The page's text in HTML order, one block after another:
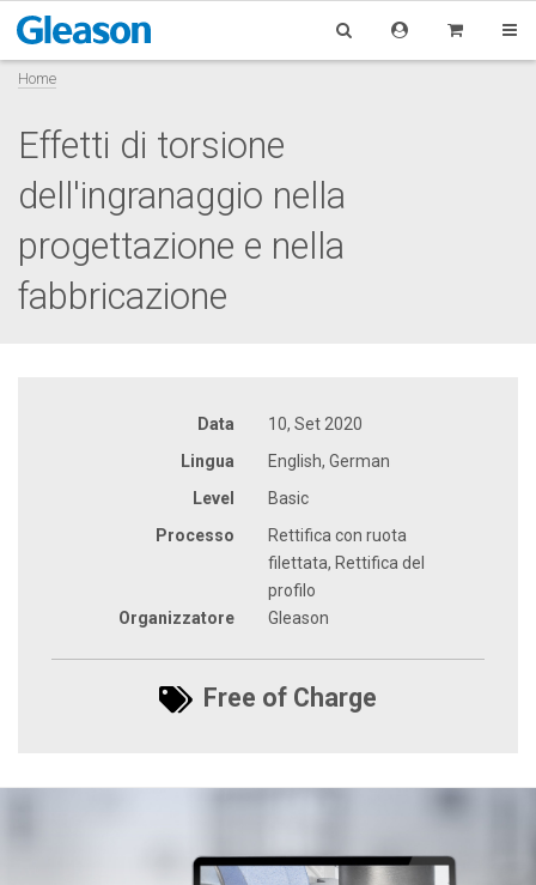
Home
Effetti di torsione
dell'ingranaggio nella
progettazione e nella
fabbricazione
Data
10, Set 2020
Lingua
English, German
Level
Basic
Processo
Rettifica con ruota
filettata, Rettifica del
profilo
Organizzatore
Gleason
Free of Charge